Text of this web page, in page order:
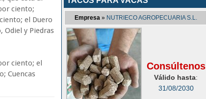
ciento;
el Duero
Odiel y Piedras
ciento; el
Cuencas
Empresa » NUTRIECO AGROPECUARIA S.L.
Consúltenos
Válido hasta:
31/08/2030